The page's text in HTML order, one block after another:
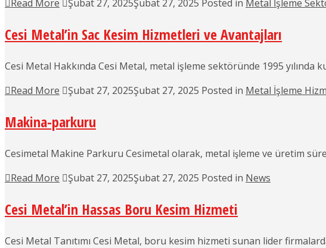
Read More Şubat 27, 2025Şubat 27, 2025 Posted in Metal İşleme
Cesi Metal’in Sac Kesim Hizmetleri ve Avantajları
Cesi Metal Hakkında Cesi Metal, metal işleme sektöründe 1995
Read More
Şubat 27, 2025Şubat 27, 2025 Posted in Metal İşleme
Makina-parkuru
Cesimetal Makine Parkuru Cesimetal olarak, metal işleme ve üretim
Read More
Şubat 27, 2025Şubat 27, 2025 Posted in News
Cesi Metal’in Hassas Boru Kesim Hizmeti
Cesi Metal Tanıtımı Cesi Metal, boru kesim hizmeti sunan lider